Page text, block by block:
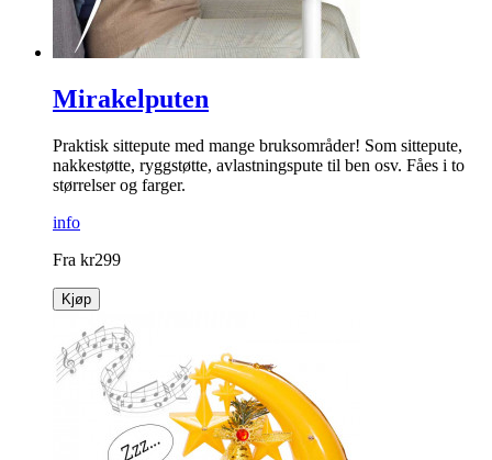
Mirakelputen
Praktisk sittepute med mange bruksområder! Som sittepute,
nakkestøtte, ryggstøtte, avlastnings­pute til ben osv. Fåes i to
størrelser og farger.
info
Fra kr299
Kjøp